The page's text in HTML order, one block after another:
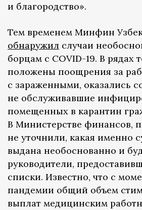
и благородство».
Тем временем Минфин
обнаружил случаи
борцам с COVID-19. В рядах
положены поощрения за
с зараженными, оказались
не обслуживавшие
помещенных в карантин
В Министерстве финансов,
не уточнили, какая именно
выдана необоснованно и
руководители,
списки. Известно, что с
пандемии общий объем
выплат медицинским